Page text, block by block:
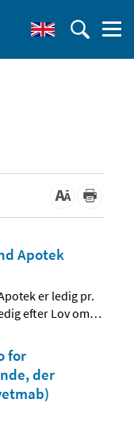
Apotek
er ledig pr.
efter Lov om…
for
der